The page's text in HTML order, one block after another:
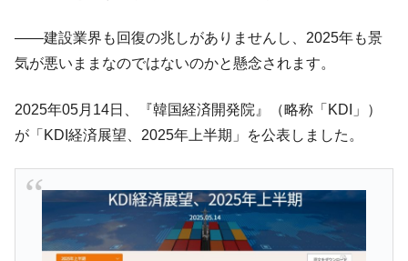
ーにウソのデータを入力したのは明白だ」
『Money1』
韓国･李在明さっそく不動産対策で浅薄な発
『Money1』
韓国は「中国と同じく」投資に不適格な国
だ。
す」⇒「金を経由するドル入手」手段ではないのか？
『Money1』
韓国･外為取引量「1日当たり1,214.4億ド
ル」まで拡大 ⇒ 海外資金の動きに強く左右される状態
――建設業界も回復の兆しがありませんし、2025年も景
気が悪いままなのではないのかと懸念されます。
2025年05月14日、『韓国経済開発院』（略称「KDI」）
が「KDI経済展望、2025年上半期」を公表しました。